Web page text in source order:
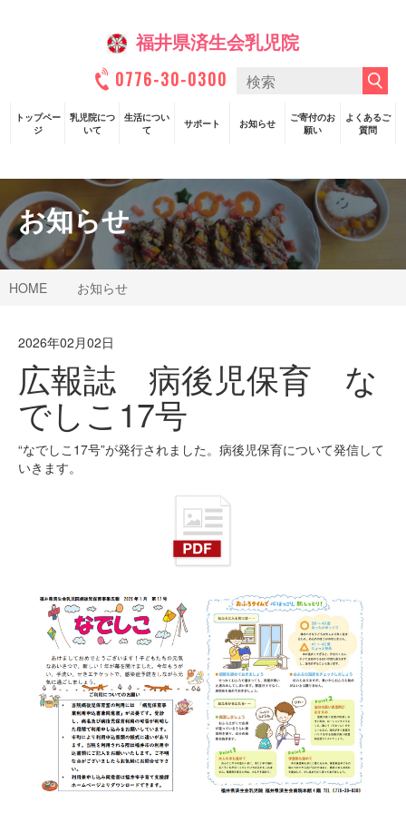
福井県済生会乳児院
0776-30-0300
トップペー
ジ
乳児院につ
いて
生活につい
て
サポート お知らせ
ご寄付のお
願い
よくあるご
質問
お知らせ
HOME お知らせ
2026年02月02日
広報誌 病後児保育 な
でしこ17号
“なでしこ17号”が発行されました。病後児保育について発信して
いきます。